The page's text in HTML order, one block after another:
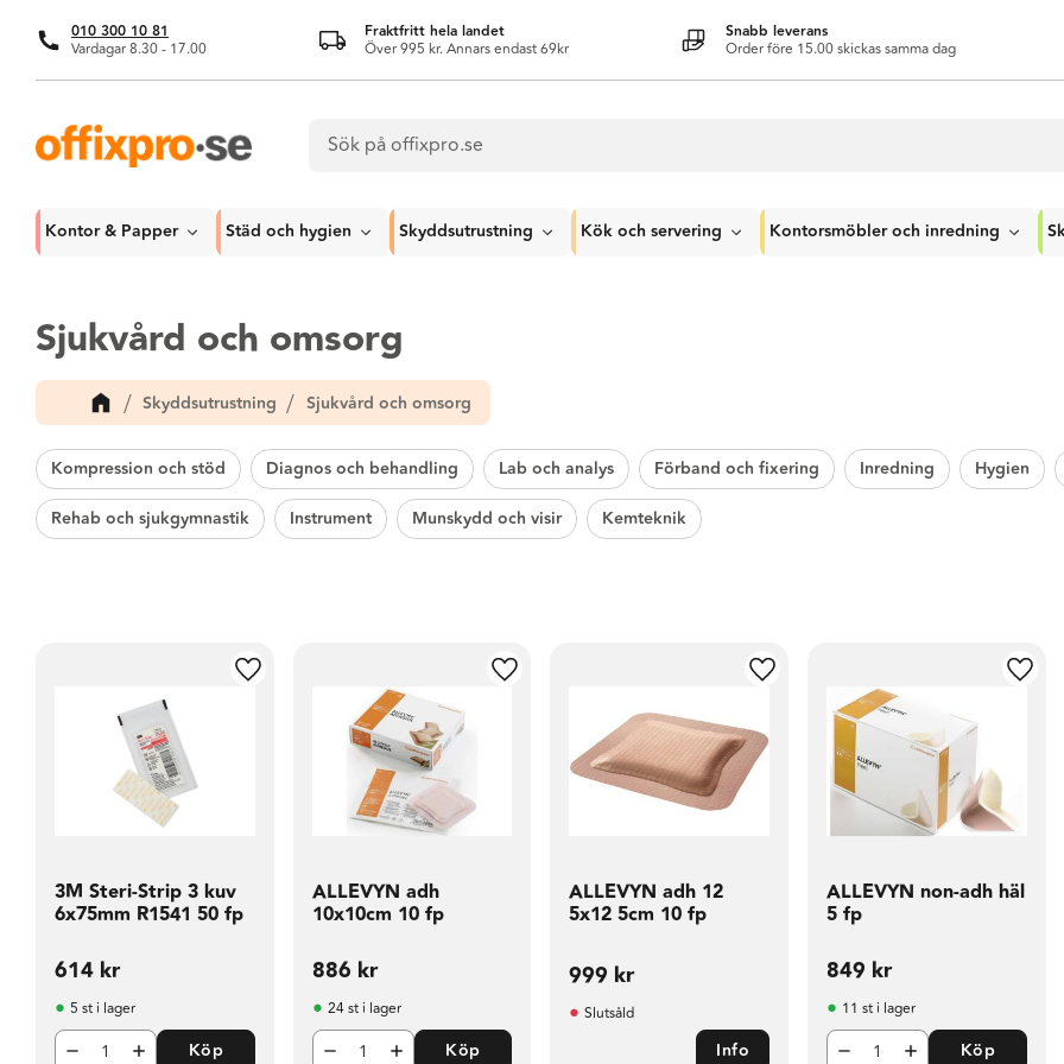
010 300 10 81
Vardagar 8.30 - 17.00
Fraktfritt hela landet
Över 995 kr. Annars endast 69kr
Snabb leverans
Order före 15.00 skickas samma dag
Kontor & Papper Städ och hygien Skyddsutrustning Kök och servering Kontorsmöbler och inredning
Sjukvård och omsorg
Skyddsutrustning Sjukvård och omsorg
Kompression och stöd Diagnos och behandling Lab och analys Förband och fixering Inredning Hygien
Rehab och sjukgymnastik
Instrument Munskydd och visir Kemteknik
3M Steri-Strip 3 kuv
6x75mm R1541 50 fp
614 kr
Lägg till i favoriter
5 st i lager
Köp
ALLEVYN adh
10x10cm 10 fp
886 kr
Lägg till i favoriter
24 st i lager
Köp
ALLEVYN adh 12
5x12 5cm 10 fp
999 kr
Lägg till i favoriter
Slutsåld
Info
ALLEVYN non-adh häl
5 fp
849 kr
Lägg
11 st i lager
Köp